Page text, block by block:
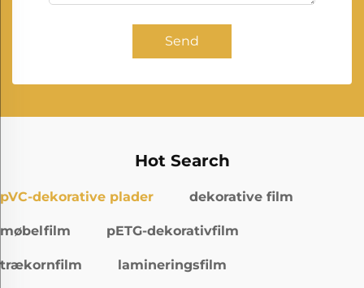
Send
Hot Search
pVC-dekorative plader dekorative film
møbelfilm pETG-dekorativfilm
trækornfilm lamineringsfilm